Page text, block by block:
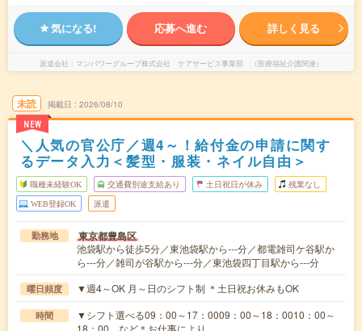
気になる! 応募へ進む 詳しく見る
派遣会社 マンパワーグループ株式会社 ケアサービス事業部 （医療福祉介護関連）
未読
NEW
掲載日 2026/08/10
＼人気の官公庁／週4～！給付金の申請に関す
るデータ入力＜髪型・服装・ネイル自由＞
職種未経験OK 交通費別途支給あり 土日祝日が休み 残業なし
WEB登録OK 派遣
勤務地 東京都豊島区
池袋駅から徒歩5分／東池袋駅から---分／都電雑司ケ谷駅か
ら---分／雑司が谷駅から---分／東池袋四丁目駅から---分
曜日頻度 ▼週4～OK 月～日のシフト制 ＊土日祝お休みもOK
時間
▼シフト選べる09：00～17：0009：00～18：0010：00～